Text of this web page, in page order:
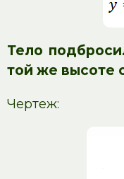
Тело
той же высоте
Чертеж: